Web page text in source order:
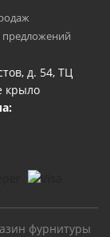
предложений
д. 54, ТЦ
крыло
фурнитуры